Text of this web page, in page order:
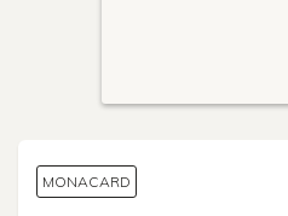
MONACARD